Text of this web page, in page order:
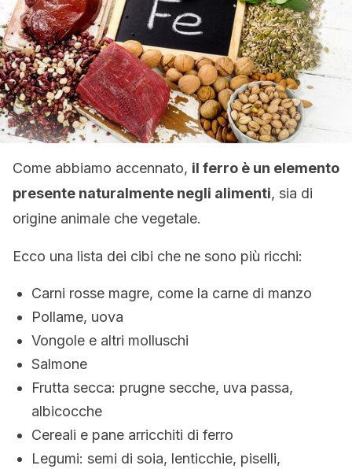
Come abbiamo accennato, il ferro è un elemento
presente naturalmente negli alimenti, sia di
origine animale che vegetale.
Ecco una lista dei cibi che ne sono più ricchi:
Carni rosse magre, come la carne di manzo
Pollame, uova
Vongole e altri molluschi
Salmone
Frutta secca: prugne secche, uva passa,
albicocche
Cereali e pane arricchiti di ferro
Legumi: semi di soia, lenticchie, piselli,